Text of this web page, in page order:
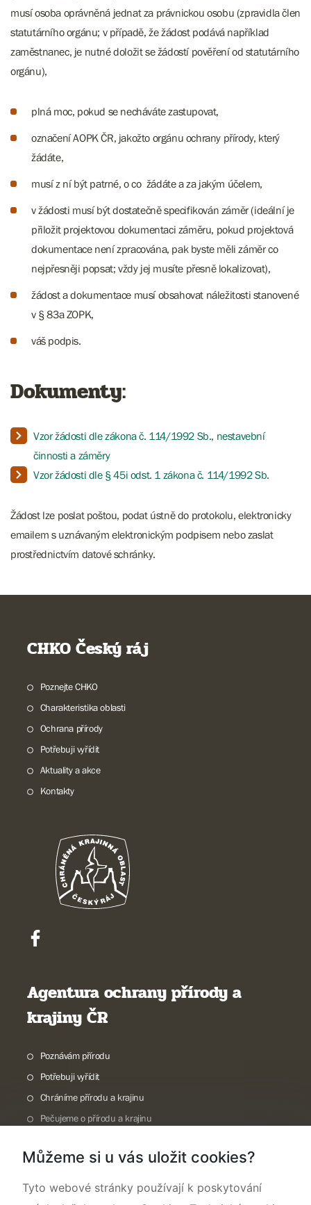
musí osoba oprávněná jednat za právnickou osobu (zpravidla člen
statutárního orgánu; v případě, že žádost podává například
zaměstnanec, je nutné doložit se žádostí pověření od statutárního
orgánu),
plná moc, pokud se necháváte zastupovat,
označení AOPK ČR, jakožto orgánu ochrany přírody, který
žádáte,
musí z ní být patrné, o co žádáte a za jakým účelem,
v žádosti musí být dostatečně specifikován záměr (ideální je
přiložit projektovou dokumentaci záměru, pokud projektová
dokumentace není zpracována, pak byste měli záměr co
nejpřesněji popsat; vždy jej musíte přesně lokalizovat),
žádost a dokumentace musí obsahovat náležitosti stanovené
v § 83a ZOPK,
váš podpis.
Dokumenty:
Vzor žádosti dle zákona č. 114/1992 Sb., nestavební
činnosti a záměry
Vzor žádosti dle § 45i odst. 1 zákona č. 114/1992 Sb.
Žádost lze poslat poštou, podat ústně do protokolu, elektronicky
emailem s uznávaným elektronickým podpisem nebo zaslat
prostřednictvím datové schránky.
CHKO Český ráj
Poznejte CHKO
Charakteristika oblasti
Ochrana přírody
Potřebuji vyřídit
Aktuality a akce
Kontakty
Agentura ochrany přírody a
krajiny ČR
Poznávám přírodu
Potřebuji vyřídit
Chráníme přírodu a krajinu
Pečujeme o přírodu a krajinu
O nás
Můžeme si u vás uložit cookies?
Tyto webové stránky používají k poskytování